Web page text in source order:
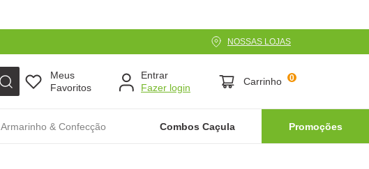
NOSSAS LOJAS
Meus
Favoritos
Entrar
Carrinho 0
Armarinho & Confecção Combos Caçula Promoções